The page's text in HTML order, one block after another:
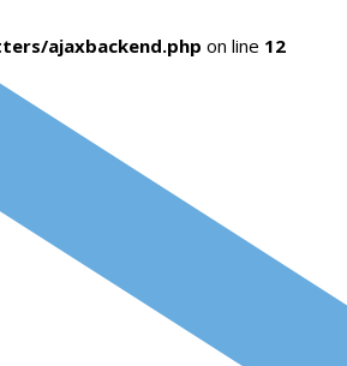
ajaxbackend.php on line 12